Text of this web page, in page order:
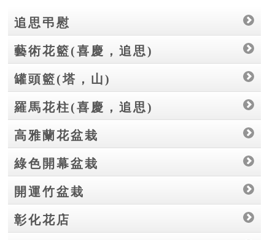
追思弔慰
藝術花籃(喜慶，追思)
罐頭籃(塔，山)
羅馬花柱(喜慶，追思)
高雅蘭花盆栽
綠色開幕盆栽
開運竹盆栽
彰化花店